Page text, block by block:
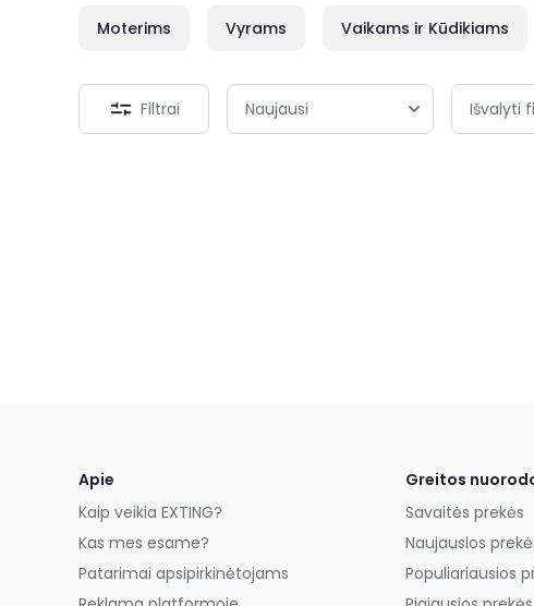
Moterims Vyrams Vaikams ir Kūdikiams
Filtrai Išvalyti
Apie
Kaip veikia EXTING?
Kas mes esame?
Patarimai apsipirkinėtojams
Greitos
Savaitės prekės
Naujausios
Populiariausios